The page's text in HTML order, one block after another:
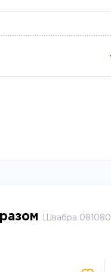
Швабра 081080